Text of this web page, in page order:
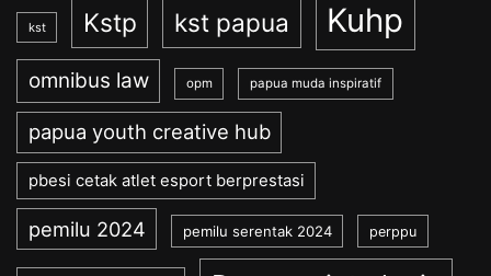
kst Kstp kst papua Kuhp
omnibus law opm papua muda inspiratif
papua youth creative hub
pbesi cetak atlet esport berprestasi
pemilu 2024 pemilu serentak 2024 perppu